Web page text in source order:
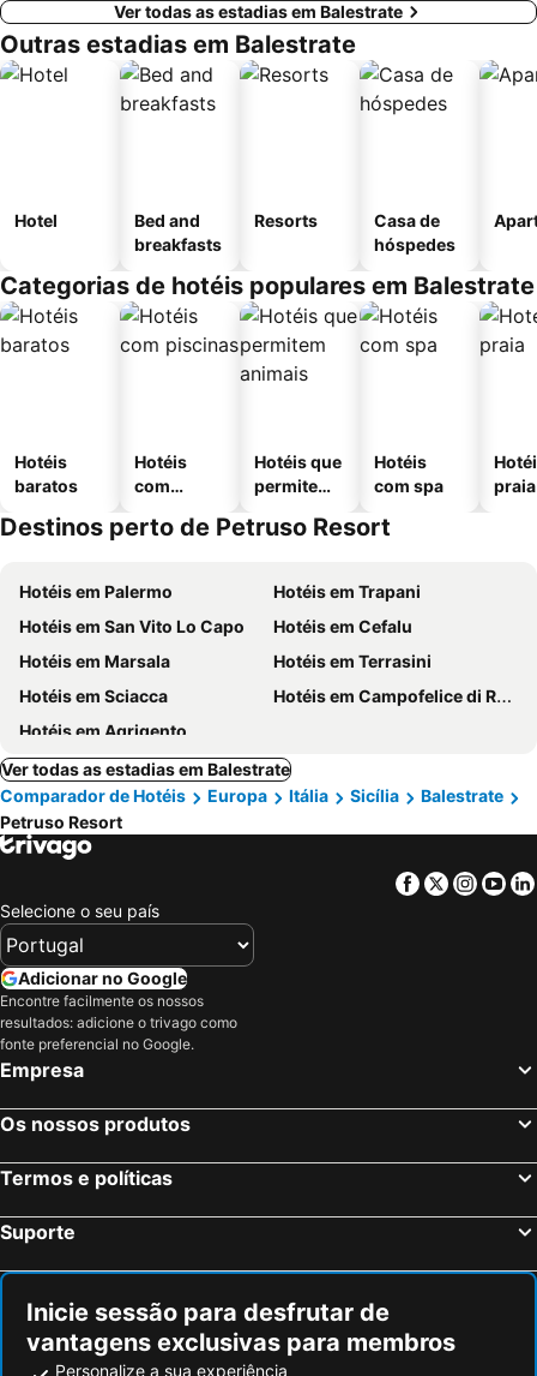
Ver todas as estadias em Balestrate
Outras estadias em Balestrate
Hotel
Bed and
breakfasts
Resorts
Casa de
hóspedes
Categorias de hotéis populares em Balestrate
Hotéis
baratos
Hotéis
com
Hotéis que
permitem
Hotéis
com spa
praia
Destinos perto de Petruso Resort
Hotéis em Palermo
Hotéis em Trapani
Hotéis em San Vito Lo Capo
Hotéis em Cefalu
Hotéis em Marsala
Hotéis em Terrasini
Hotéis em Sciacca
Hotéis em Campofelice di Roccella
Hotéis em Agrigento
Ver todas as estadias em Balestrate
Comparador de Hotéis
Europa Itália Sicília
Balestrate
Petruso Resort
Facebook
Twitter
Selecione o seu país
Adicionar no Google
Encontre facilmente os nossos
resultados: adicione o trivago como
fonte preferencial no Google.
Empresa
Os nossos produtos
Termos e políticas
Suporte
Inicie sessão para desfrutar de
vantagens exclusivas para membros
Personalize a sua experiência